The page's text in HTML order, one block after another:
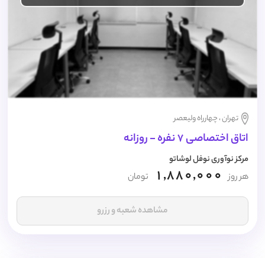
تهران ، چهارراه ولیعصر
اتاق اختصاصی 7 نفره - روزانه
مرکز نوآوری نوفل لوشاتو
هر روز 1,880,000 تومان
مشاهده شعبه و رزرو